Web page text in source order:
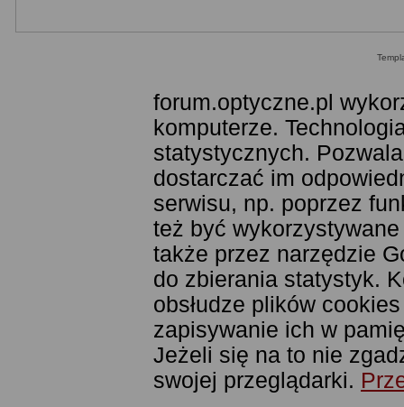
forum.optyczne.pl
komputerze.
statystycznych.
dostarczać im
serwisu, np. poprzez
też być
także przez narzędzie
do zbierania statystyk.
obsłudze plików
zapisywanie ich w
Jeżeli się na to nie
swojej przeglądarki.